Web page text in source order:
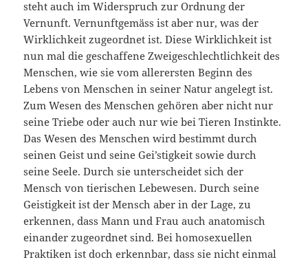
steht auch im Widerspruch zur Ordnung der
Vernunft. Vernunftgemäss ist aber nur, was der
Wirklichkeit zugeordnet ist. Diese Wirklichkeit ist
nun mal die geschaffene Zweigeschlechtlichkeit des
Menschen, wie sie vom allerersten Beginn des
Lebens von Menschen in seiner Natur angelegt ist.
Zum Wesen des Menschen gehören aber nicht nur
seine Triebe oder auch nur wie bei Tieren Instinkte.
Das Wesen des Menschen wird bestimmt durch
seinen Geist und seine Gei’stigkeit sowie durch
seine Seele. Durch sie unterscheidet sich der
Mensch von tierischen Lebewesen. Durch seine
Geistigkeit ist der Mensch aber in der Lage, zu
erkennen, dass Mann und Frau auch anatomisch
einander zugeordnet sind. Bei homosexuellen
Praktiken ist doch erkennbar, dass sie nicht einmal